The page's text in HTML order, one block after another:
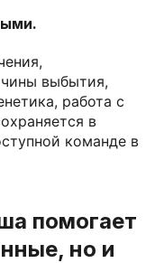
выбытия,
работа с
в
команде в
помогает
но и